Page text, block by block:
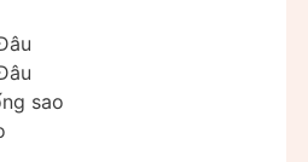
sao